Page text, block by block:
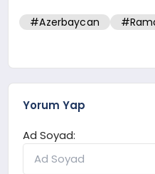
#Azerbaycan
Yorum Yap
Ad Soyad: